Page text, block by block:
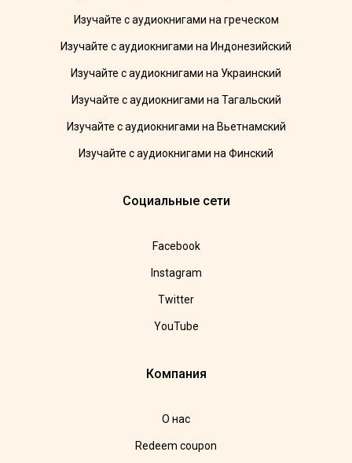
Изучайте с аудиокнигами на греческом
Изучайте с аудиокнигами на Индонезийский
Изучайте с аудиокнигами на Украинский
Изучайте с аудиокнигами на Тагальский
Изучайте с аудиокнигами на Вьетнамский
Изучайте с аудиокнигами на Финский
Социальные сети
Facebook
Instagram
Twitter
YouTube
Компания
О нас
Redeem coupon